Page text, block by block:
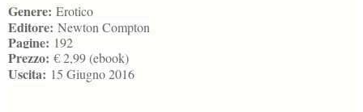
Genere: Erotico
Editore: Newton Compton
Pagine: 192
Prezzo: € 2,99 (ebook)
Uscita: 15 Giugno 2016